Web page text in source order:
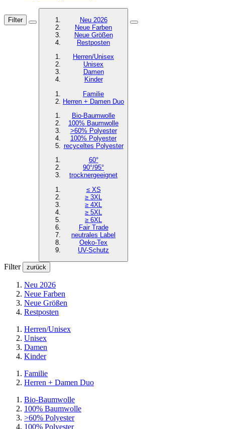
Filter
Neu 2026
Neue Farben
Neue Größen
Restposten
Herren/Unisex
Unisex
Damen
Kinder
Familie
Herren + Damen Duo
Bio-Baumwolle
100% Baumwolle
>60% Polyester
100% Polyester
recyceltes Polyester
60°
90°/95°
trocknergeeignet
≤ XS
≥ 3XL
≥ 4XL
≥ 5XL
≥ 6XL
Fair Trade
neutrales Label
Oeko-Tex
UV-Schutz
Filter zurück
Neu 2026
Neue Farben
Neue Größen
Restposten
Herren/Unisex
Unisex
Damen
Kinder
Familie
Herren + Damen Duo
Bio-Baumwolle
100% Baumwolle
>60% Polyester
100% Polyester